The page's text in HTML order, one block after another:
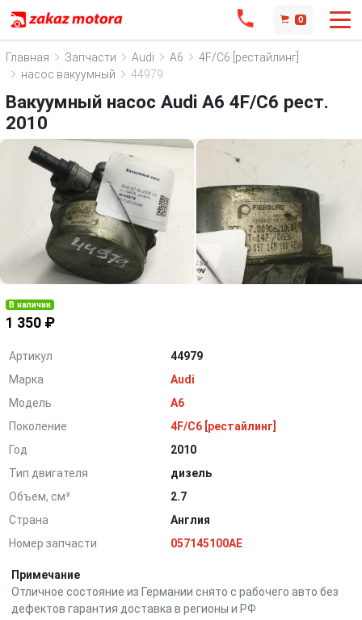
0
Главная Запчасти Audi A6
4F/C6 [рестайлинг]
насос вакуумный
44979
Вакуумный насос Audi A6 4F/C6 рест.
2010
В наличии
1 350 ₽
Артикул
44979
Марка
Audi
Модель
A6
Поколение
4F/C6 [рестайлинг]
Год
2010
Тип двигателя
дизель
Объем, см³
2.7
Страна
Англия
Номер запчасти
057145100AE
Примечание
Отличное состояние из Германии снято с рабочего авто без
дефектов гарантия доставка в регионы и РФ